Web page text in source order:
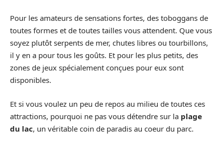
Pour les amateurs de sensations fortes, des toboggans de
toutes formes et de toutes tailles vous attendent. Que vous
soyez plutôt serpents de mer, chutes libres ou tourbillons,
il y en a pour tous les goûts. Et pour les plus petits, des
zones de jeux spécialement conçues pour eux sont
disponibles.
Et si vous voulez un peu de repos au milieu de toutes ces
attractions, pourquoi ne pas vous détendre sur la plage
du lac, un véritable coin de paradis au coeur du parc.